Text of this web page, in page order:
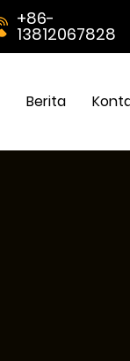
+86-
13812067828
Berita